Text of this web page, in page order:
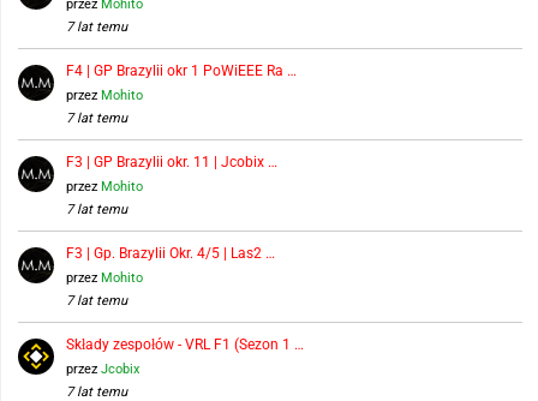
przez Mohito
7 lat temu
F4 | GP Brazylii okr 1 PoWiEEE Ra …
przez Mohito
7 lat temu
F3 | GP Brazylii okr. 11 | Jcobix …
przez Mohito
7 lat temu
F3 | Gp. Brazylii Okr. 4/5 | Las2 …
przez Mohito
7 lat temu
Składy zespołów - VRL F1 (Sezon 1 …
przez Jcobix
7 lat temu